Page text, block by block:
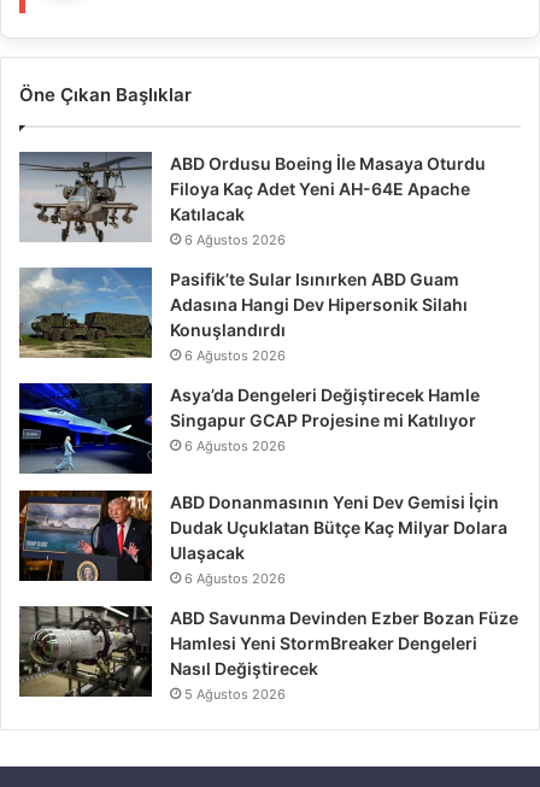
Öne Çıkan Başlıklar
ABD Ordusu Boeing İle Masaya Oturdu
Filoya Kaç Adet Yeni AH-64E Apache
Katılacak
6 Ağustos 2026
Pasifik’te Sular Isınırken ABD Guam
Adasına Hangi Dev Hipersonik Silahı
Konuşlandırdı
6 Ağustos 2026
Asya’da Dengeleri Değiştirecek Hamle
Singapur GCAP Projesine mi Katılıyor
6 Ağustos 2026
ABD Donanmasının Yeni Dev Gemisi İçin
Dudak Uçuklatan Bütçe Kaç Milyar Dolara
Ulaşacak
6 Ağustos 2026
ABD Savunma Devinden Ezber Bozan Füze
Hamlesi Yeni StormBreaker Dengeleri
Nasıl Değiştirecek
5 Ağustos 2026